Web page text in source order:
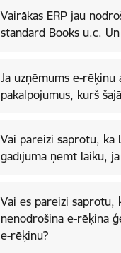
Vairākas ERP jau
standard Books u.c.
Ja uzņēmums e-rēķinu
pakalpojumus, kurš
Vai pareizi saprotu, ka
gadījumā ņemt laiku,
Vai es pareizi saprotu,
nenodrošina e-rēķina
e-rēķinu?